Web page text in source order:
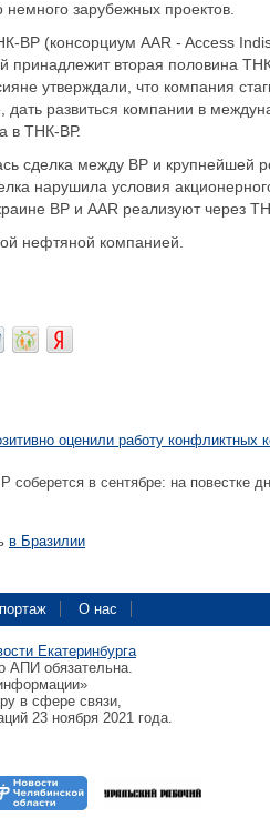
зарубежных проектов.
ВР (консорциум AAR - Access
принадлежит вторая половина
утверждали, что компания
развиться компании в
в ТНК-ВР.
сделка между BP и крупнейшей
нарушила условия
ВР и AAR реализуют через
нефтяной компанией.
оценили работу конфликтных
соберется в сентябре: на повестке
в Бразилии
О нас
Екатеринбурга
АПИ обязательна.
в сфере связи,
23 ноября 2021 года.